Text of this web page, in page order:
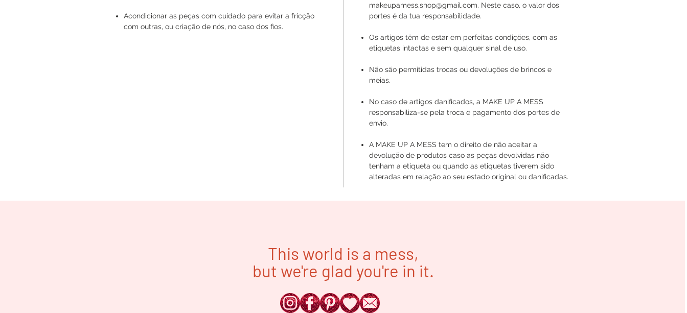
Acondicionar as peças com cuidado para evitar a fricção
com outras, ou criação de nós, no caso dos fios.
makeupamess.shop@gmail.com. Neste caso, o valor dos
portes é da tua responsabilidade.
Os artigos têm de estar em perfeitas condições, com as
etiquetas intactas e sem qualquer sinal de uso.
Não são permitidas trocas ou devoluções de brincos e
meias.
No caso de artigos danificados, a MAKE UP A MESS
responsabiliza-se pela troca e pagamento dos portes de
envio.
A MAKE UP A MESS tem o direito de não aceitar a
devolução de produtos caso as peças devolvidas não
tenham a etiqueta ou quando as etiquetas tiverem sido
alteradas em relação ao seu estado original ou danificadas.
This world is a mess,
but we're glad you're in it.